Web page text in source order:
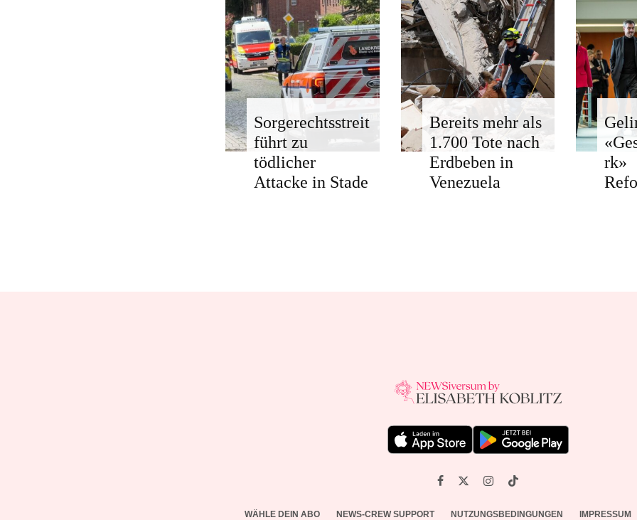
Sorgerechtsstreit
führt zu
tödlicher
Attacke in Stade
Bereits mehr als
1.700 Tote nach
Erdbeben in
Venezuela
rk»
WÄHLE DEIN ABO NEWS-CREW SUPPORT NUTZUNGSBEDINGUNGEN IMPRESSUM